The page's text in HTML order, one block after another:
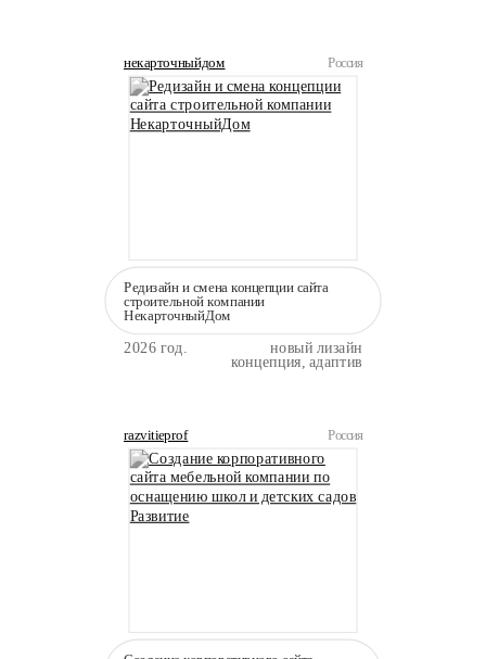
некарточныйдом Россия
Редизайн и смена концепции сайта
строительной компании
НекарточныйДом
2026 год. новый лизайн
концепция, адаптив
razvitieprof Россия